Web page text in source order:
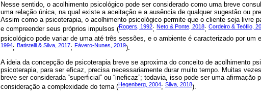
Nesse sentido, o acolhimento psicológico pode ser considerado como uma breve
uma relação única, na qual existe a aceitação e a ausência de qualquer sugestão ou
Assim como a psicoterapia, o acolhimento psicológico permite que o cliente seja livre
e compreender seus próprios impulsos (Rogers, 1992; Neto & Ponte, 2018; Cordeiro & Teófilo,
psicológico pode variar de uma até três sessões, e o ambiente é caracterizado por um
1994; Batistelli & Silva, 2017; Fávero-Nunes, 2019).
A ideia da concepção de psicoterapia breve se aproxima do conceito de acolhimento
psicoterapia, para ser eficaz, precisa necessariamente durar muito tempo. Muitas
breve ser considerada “superficial” ou “ineficaz”; todavia, isso pode ser uma
consideração a complexidade do tema (Hegenberg, 2004; Silva, 2018).